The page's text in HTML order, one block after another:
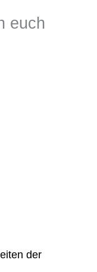
euch
der